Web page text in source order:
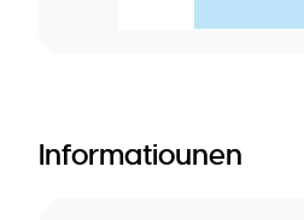
Informatiounen